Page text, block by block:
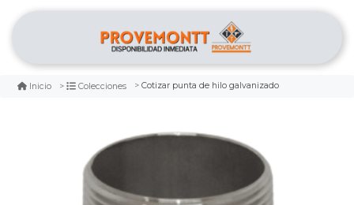
Inicio Colecciones Cotizar punta de hilo galvanizado